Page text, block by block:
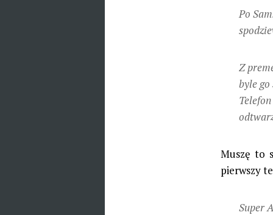
Po
Z
byle go
Muszę to
pierwszy
Super